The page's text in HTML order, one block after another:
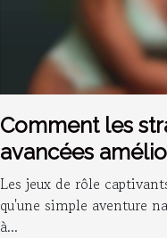
Comment les
avancées
expérience dans
Les jeux de rôle
qu'une simple aventure
à...